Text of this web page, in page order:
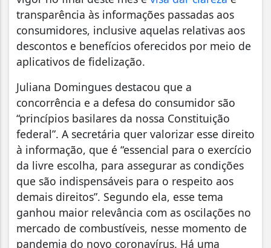
transparência às informações passadas aos
consumidores, inclusive aquelas relativas aos
descontos e benefícios oferecidos por meio de
aplicativos de fidelização.
Juliana Domingues destacou que a
concorrência e a defesa do consumidor são
“princípios basilares da nossa Constituição
federal”. A secretária quer valorizar esse direito
à informação, que é “essencial para o exercício
da livre escolha, para assegurar as condições
que são indispensáveis para o respeito aos
demais direitos”. Segundo ela, esse tema
ganhou maior relevância com as oscilações no
mercado de combustíveis, nesse momento de
pandemia do novo coronavírus. Há uma